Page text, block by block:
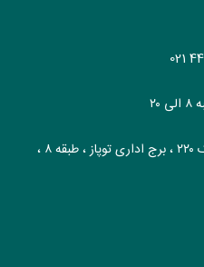
021
تهران، آیت اله کاشانی، پلاک ۲۲۰ ، برج اداری توپاز ، طبقه ۸ ،